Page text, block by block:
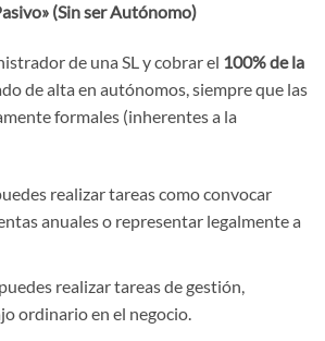
(Sin ser Autónomo)
de una SL y cobrar el 100% de la
de alta en autónomos, siempre que las
formales (inherentes a la
realizar tareas como convocar
anuales o representar legalmente a
realizar tareas de gestión,
ordinario en el negocio.